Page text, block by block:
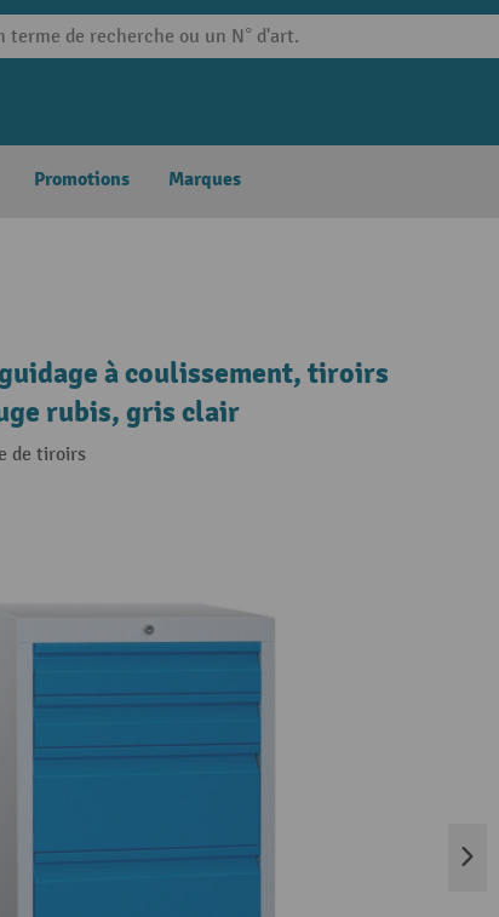
Promotions Marques
à coulissement, tiroirs
rubis, gris clair
de tiroirs